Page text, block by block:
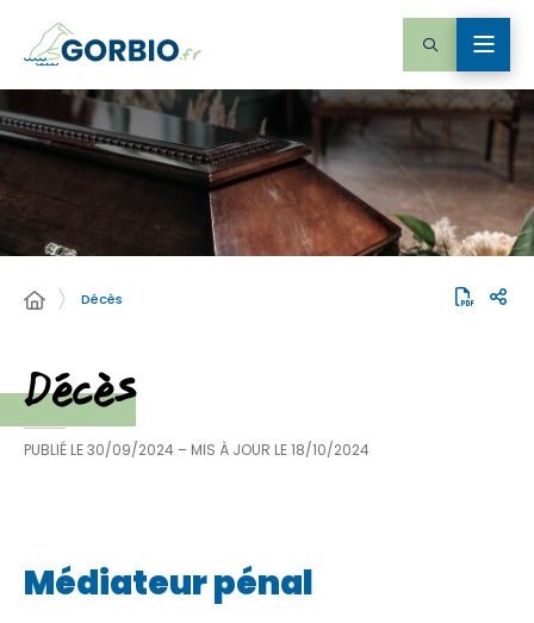
Décès
Décès
PUBLIÉ LE30/09/2024 – MIS À JOUR LE18/10/2024
Médiateur pénal